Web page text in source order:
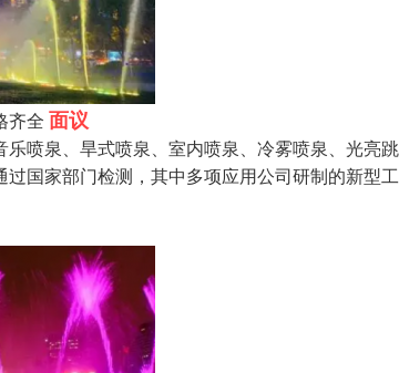
齐全 面议
喷泉、旱式喷泉、室内喷泉、冷雾喷泉、光亮
国家部门检测，其中多项应用公司研制的新型